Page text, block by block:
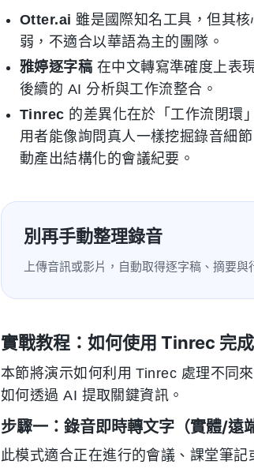
Otter.ai 雖是國際知名工具，但其
弱，不適合以華語為主的團隊。
雅婷逐字稿 在中文轉寫準確度上表
後續的 AI 分析與工作流整合。
Tinrec 的差異化在於「工作流閉環
用者能像詢問真人一樣挖掘錄音細
動產出結構化的會議紀要。
別再手動整理錄音
上傳音訊或影片，自動取得逐字稿、摘要與
實戰教程：如何使用 Tinrec 完
本節將演示如何利用 Tinrec 處理不同
如何透過 AI 提取關鍵資訊。
步驟一：錄音即時轉文字（實體/遠
此模式適合正在進行的會議、課堂筆